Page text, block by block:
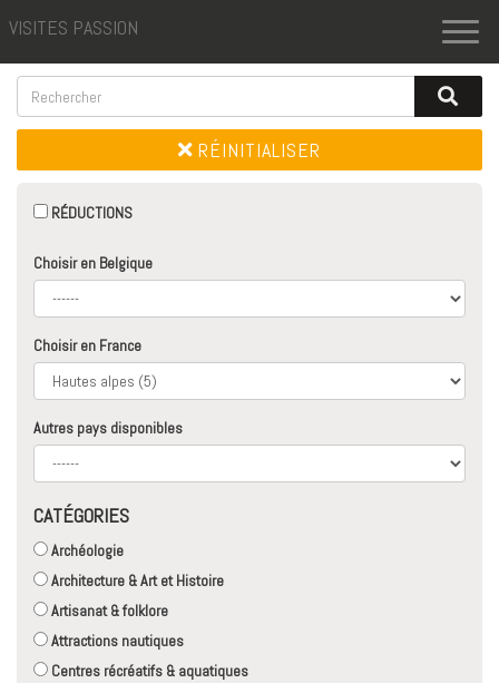
VISITES PASSION
RÉINITIALISER
RÉDUCTIONS
Choisir en Belgique
Choisir en France
Autres pays disponibles
CATÉGORIES
Archéologie
Architecture & Art et Histoire
Artisanat & folklore
Attractions nautiques
Centres récréatifs & aquatiques